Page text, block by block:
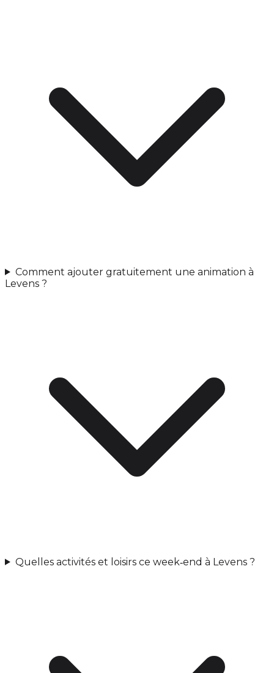
Comment ajouter gratuitement une animation à
Levens ?
Quelles activités et loisirs ce week‑end à Levens ?